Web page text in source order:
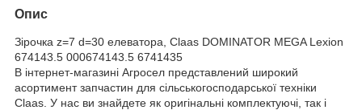
Опис
Зірочка z=7 d=30 елеватора, Claas DOMINATOR MEGA Lexion
674143.5 000674143.5 6741435
В інтернет-магазині Агросел представлений широкий
асортимент запчастин для сільськогосподарської техніки
Claas. У нас ви знайдете як оригінальні комплектуючі, так і